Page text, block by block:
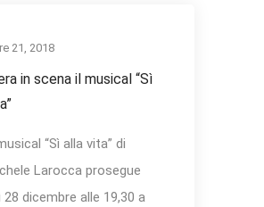
21, 2018
in scena il musical “Sì
“Sì alla vita” di
Larocca prosegue
28 dicembre alle 19,30 a